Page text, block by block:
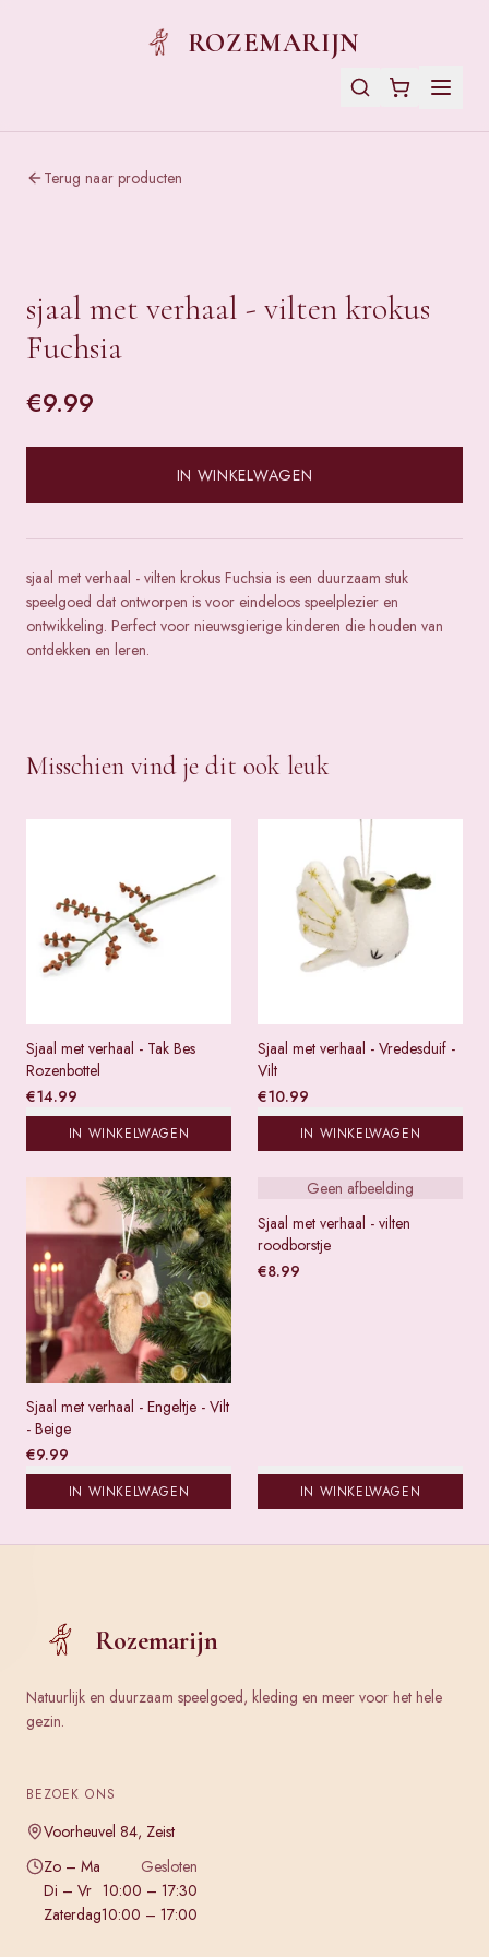
ROZEMARIJN
Terug naar producten
sjaal met verhaal - vilten krokus
Fuchsia
€9.99
IN WINKELWAGEN
sjaal met verhaal - vilten krokus Fuchsia is een duurzaam stuk
speelgoed dat ontworpen is voor eindeloos speelplezier en
ontwikkeling. Perfect voor nieuwsgierige kinderen die houden van
ontdekken en leren.
Misschien vind je dit ook leuk
Sjaal met verhaal - Tak Bes
Rozenbottel
€14.99
IN WINKELWAGEN
Sjaal met verhaal - Vredesduif -
Vilt
€10.99
IN WINKELWAGEN
Sjaal met verhaal - Engeltje - Vilt
- Beige
€9.99
IN WINKELWAGEN
Geen afbeelding
Sjaal met verhaal - vilten
roodborstje
€8.99
IN WINKELWAGEN
Rozemarijn
Natuurlijk en duurzaam speelgoed, kleding en meer voor het hele
gezin.
BEZOEK ONS
Voorheuvel 84, Zeist
Zo – Ma
Gesloten
Di – Vr 10:00 – 17:30
Zaterdag10:00 – 17:00